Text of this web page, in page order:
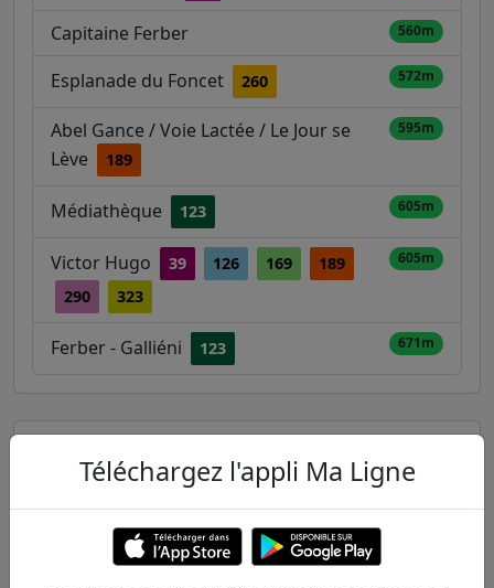
Capitaine Ferber 560m
Esplanade du Foncet 260 572m
Abel Gance / Voie Lactée / Le Jour se
Lève
189
595m
Médiathèque 123 605m
Victor Hugo 39 126 169
189
290
323
605m
Ferber - Galliéni 123 671m
Autres lignes
2 3 3B 4
Téléchargez l'appli Ma Ligne